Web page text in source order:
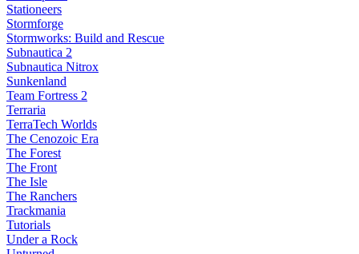
Stationeers
Stormforge
Stormworks: Build and Rescue
Subnautica 2
Subnautica Nitrox
Sunkenland
Team Fortress 2
Terraria
TerraTech Worlds
The Cenozoic Era
The Forest
The Front
The Isle
The Ranchers
Trackmania
Tutorials
Under a Rock